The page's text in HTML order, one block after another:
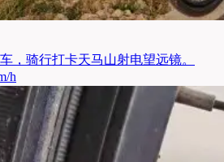
，骑行打卡天马山射电望远镜。
h